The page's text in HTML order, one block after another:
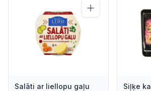
Salāti ar liellopu gaļu
Siļķe